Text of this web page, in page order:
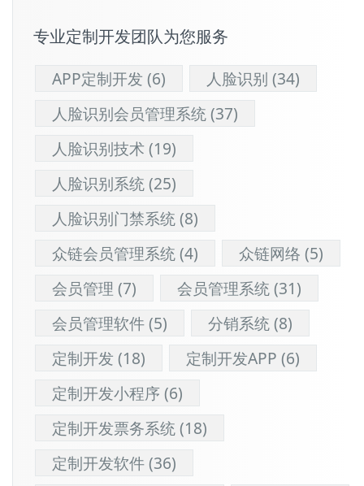
专业定制开发团队为您服务
APP定制开发 (6) 人脸识别 (34)
人脸识别会员管理系统(37)
人脸识别技术(19)
人脸识别系统(25)
人脸识别门禁系统(8)
众链会员管理系统(4) 众链网络 (5)
会员管理 (7) 会员管理系统(31)
会员管理软件(5) 分销系统(8)
定制开发 (18) 定制开发APP (6)
定制开发小程序(6)
定制开发票务系统(18)
定制开发软件(36)